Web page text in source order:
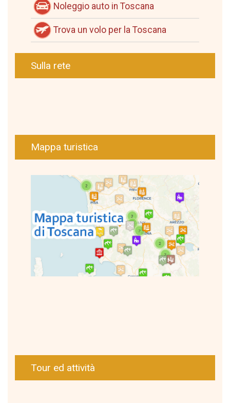
Noleggio auto in Toscana
Trova un volo per la Toscana
Sulla rete
Mappa turistica
Tour ed attività